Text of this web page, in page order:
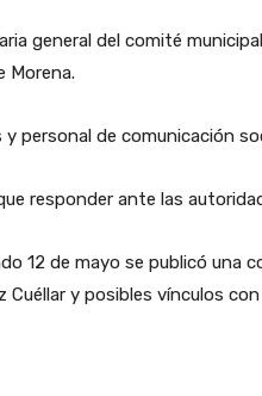
general del comité
Morena.
personal de comunicación
responder ante las
12 de mayo se publicó una
y posibles vínculos